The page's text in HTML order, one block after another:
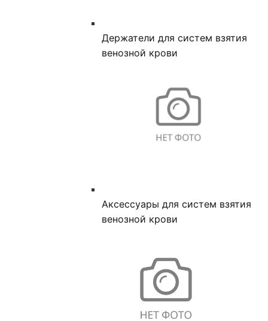
Держатели для систем взятия
венозной крови
Аксессуары для систем взятия
венозной крови